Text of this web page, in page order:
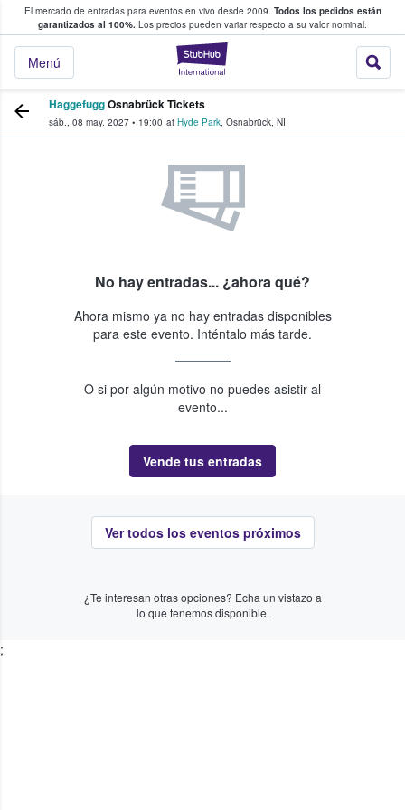
El mercado de entradas para eventos en vivo desde 2009. Todos los pedidos están
garantizados al 100%. Los precios pueden variar respecto a su valor nominal.
StubHub:
Menú
y venta de entradas entre fans
HaggefuggOsnabrück Tickets
sáb., 08 may. 2027 • 19:00 at Hyde Park, Osnabrück, NI
No hay entradas... ¿ahora qué?
Ahora mismo ya no hay entradas disponibles
para este evento. Inténtalo más tarde.
O si por algún motivo no puedes asistir al
evento...
Vende tus entradas
Ver todos los eventos próximos
¿Te interesan otras opciones? Echa un vistazo a
lo que tenemos disponible.
;